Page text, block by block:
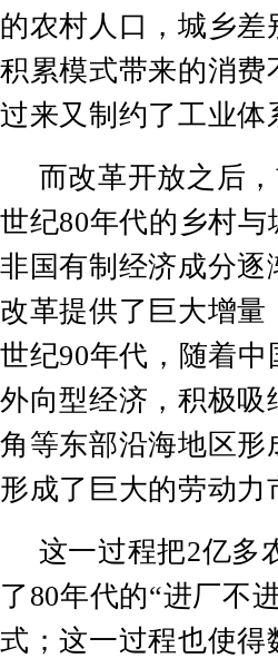
的农村人口，城乡
积累模式带来的消
过来又制约了工业
而改革开放之后
世纪80年代的乡村与
非国有制经济成分
改革提供了巨大增
世纪90年代，随着中
外向型经济，积极
角等东部沿海地区
形成了巨大的劳动力
这一过程把2亿多
了 80年代的“进厂不
式；这一过程也使